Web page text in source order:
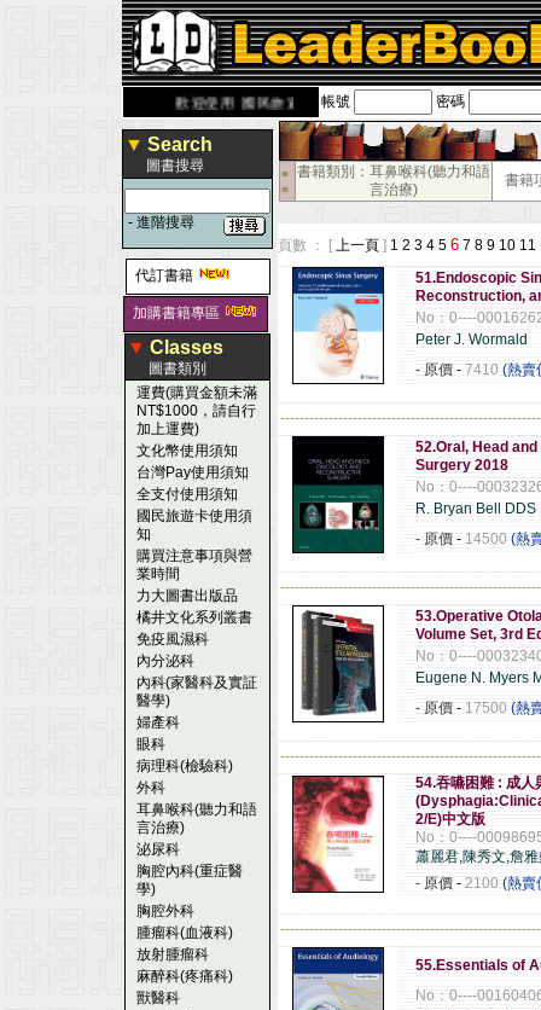
歡迎使用 國民旅遊卡！！ 帳號 密碼
▼ Search
圖書搜尋
- 進階搜尋
代訂書籍
加購書籍專區
▼ Classes
圖書類別
運費(購買金額未滿
NT$1000，請自行
加上運費)
文化幣使用須知
台灣Pay使用須知
全支付使用須知
國民旅遊卡使用須
知
購買注意事項與營
業時間
力大圖書出版品
橘井文化系列叢書
免疫風濕科
內分泌科
內科(家醫科及實証
醫學)
婦產科
眼科
病理科(檢驗科)
外科
耳鼻喉科(聽力和語
言治療)
泌尿科
胸腔內科(重症醫
學)
胸腔外科
腫瘤科(血液科)
放射腫瘤科
麻醉科(疼痛科)
獸醫科
■
■
書籍類別：耳鼻喉科(聽力和語
言治療)
書籍
頁數 ： [ 上一頁 ] 1 2 3 4 5 6 7 8 9 10 11
51.Endoscopic
Reconstruction,
No：0----
Peter J. Wormald
- 原價 - 7410 (熱賣
52.Oral, Head
Surgery 2018
No：0----
R. Bryan Bell DDS
- 原價 - 14500 (熱
53.Operative
Volume Set, 3rd
No：0----
Eugene N. Myers
- 原價 - 17500 (熱
54.吞嚥困難 : 成人
2/E)中文版
No：0----
蕭麗君,陳秀文,詹
- 原價 - 2100 (熱賣
55.Essentials of
No：0----